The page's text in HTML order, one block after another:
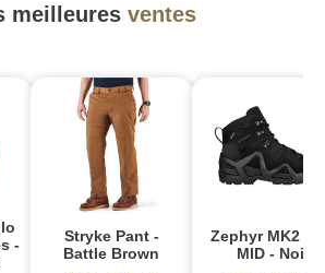
meilleures ventes
-
Stryke Pant -
Battle Brown
Zephyr MK2
MID - Noir